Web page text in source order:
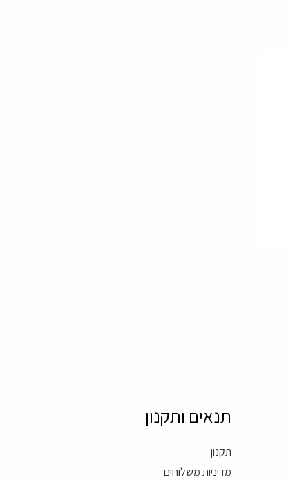
תנאים ותקנון
תקנון
מדיניות משלוחים